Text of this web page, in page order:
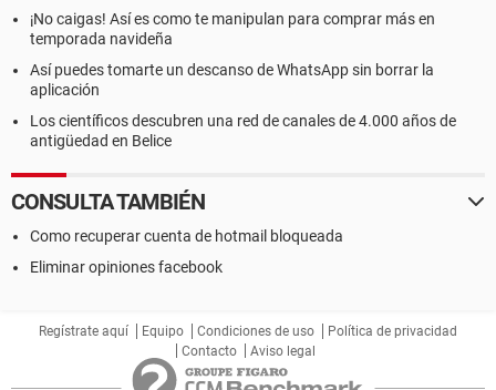
¡No caigas! Así es como te manipulan para comprar más en
temporada navideña
Así puedes tomarte un descanso de WhatsApp sin borrar la
aplicación
Los científicos descubren una red de canales de 4.000 años de
antigüedad en Belice
CONSULTA TAMBIÉN
Como recuperar cuenta de hotmail bloqueada
Eliminar opiniones facebook
Regístrate aquí Equipo Condiciones de uso
Política de privacidad
Contacto
Aviso legal